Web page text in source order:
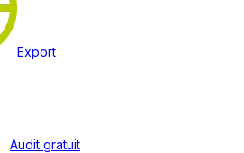
Export
Audit gratuit